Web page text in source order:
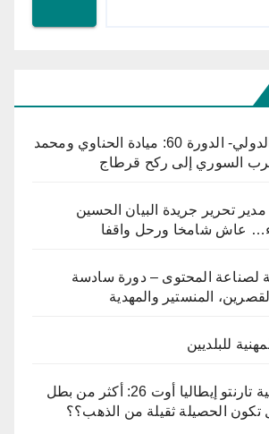
مهرجان قرطاج الدولي- الدورة 60: ميادة الحناوي ومحمد
السوري إلى ركح قرطاج
لوفاة مدير تحرير جريدة البيان الحسين
عاش شامخا ورحل واقفا
لصناعة المحتوى – دورة سادسة
المنستير والمهدية
للبلديين
الألعاب المتوسطية تارنتو إيطاليا أوت 26: أكثر من بطل
تكون الحصيلة ثقيلة من الذهب؟؟